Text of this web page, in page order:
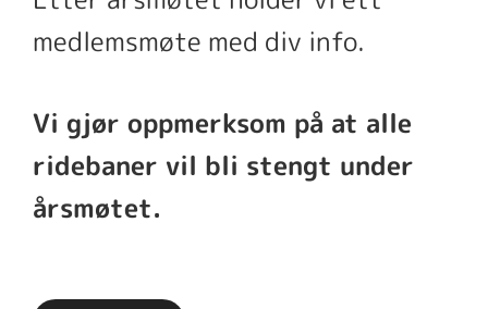
medlemsmøte med div info.
Vi gjør oppmerksom på at alle
ridebaner vil bli stengt under
årsmøtet.